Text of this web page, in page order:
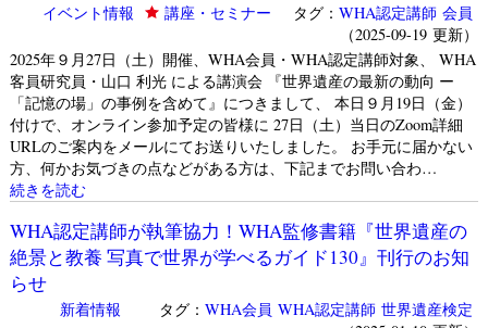
イベント情報 講座・セミナー タグ： WHA認定講師 会員
（2025-09-19 更新）
2025年９月27日（土）開催、WHA会員・WHA認定講師対象、 WHA
客員研究員・山口 利光 による講演会 『世界遺産の最新の動向 ー
「記憶の場」の事例を含めて』につきまして、 本日９月19日（金）
付けで、オンライン参加予定の皆様に 27日（土）当日のZoom詳細
URLのご案内をメールにてお送りいたしました。 お手元に届かない
方、何かお気づきの点などがある方は、下記までお問い合わ…
続きを読む
WHA認定講師が執筆協力！WHA監修書籍『世界遺産の
絶景と教養 写真で世界が学べるガイド130』刊行のお知
らせ
新着情報 タグ： WHA会員 WHA認定講師 世界遺産検定